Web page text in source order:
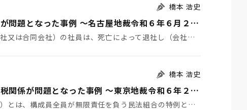
橋本 浩史
持分会社の持分払戻請求権の評価額等が問題となった事例 ～名古屋地裁令和６年６月２２日判決TAINS Z８８８-２７２０～
１ はじめに 持分会社（合名会社、合資会社又は合同会社）の社員は、死亡によって退社し（会社法６０７条…
橋本 浩史
有限責任事業組合の組合員に対する課税関係が問題となった事例 ～東京地裁令和６年２月１６日判決TAINS Z888-2712（確定）～
１ はじめに 有限責任事業組合（ＬＬＰ）とは、構成員全員が無限責任を負う民法組合の特例として、「有…